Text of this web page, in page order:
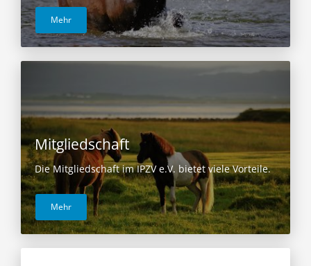
Mehr
Mitgliedschaft
Die Mitgliedschaft im IPZV e.V. bietet viele Vorteile.
Mehr